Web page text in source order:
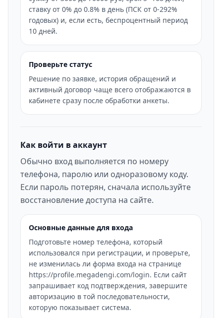
ставку от 0% до 0.8% в день (ПСК от 0-292%
годовых) и, если есть, беспроцентный период
10 дней.
Проверьте статус
Решение по заявке, история обращений и
активный договор чаще всего отображаются в
кабинете сразу после обработки анкеты.
Как войти в аккаунт
Обычно вход выполняется по номеру
телефона, паролю или одноразовому коду.
Если пароль потерян, сначала используйте
восстановление доступа на сайте.
Основные данные для входа
Подготовьте номер телефона, который
использовался при регистрации, и проверьте,
не изменилась ли форма входа на странице
https://profile.megadengi.com/login. Если сайт
запрашивает код подтверждения, завершите
авторизацию в той последовательности,
которую показывает система.